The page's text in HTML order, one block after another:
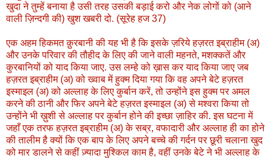
खुदा ने तुम्हें बनाया है उसी तरह उसकी बड़ाई करो और नेक लोगों को (आने
वाली ज़िन्दगी की) खुश खबरी दो. (सूरेह हज 37)
एक अहम हिकमत क़ुरबानी की यह भी है कि इसके ज़रिये हज़रत इब्राहीम (अ)
और उनके परिवार की तौहीद के लिए की जाने वाली महनते, मशक्कतें और
कुरबानियों को याद किया जाए. उस लम्हे को ख़ास कर याद किया जाए जब
हज़रत इब्राहीम (अ) को ख्वाब में हुक्म दिया गया कि वह अपने बेटे हज़रत
इस्माइल (अ) को अल्लाह के लिए कुर्बान करें, तो उन्होंने इस हुक्म पर अमल
करने की ठानी और फिर अपने बेटे हज़रत इस्माइल (अ) से मश्वरा किया तो
उन्होंने भी ख़ुशी से अल्लाह पर कुर्बान होने की इच्छा ज़ाहिर की. इस घटना में
जहाँ एक तरफ हज़रत इब्राहीम (अ) के सब्र, वफादारी और अल्लाह ही का होने
की तालीम है क्यों कि एक बाप के लिए अपने बच्चे की गर्दन पर छूरी चलाना खुद
को मार डालने से कहीं ज़्यादा मुश्किल काम है, वहीं उनके बेटे ने भी अल्लाह के